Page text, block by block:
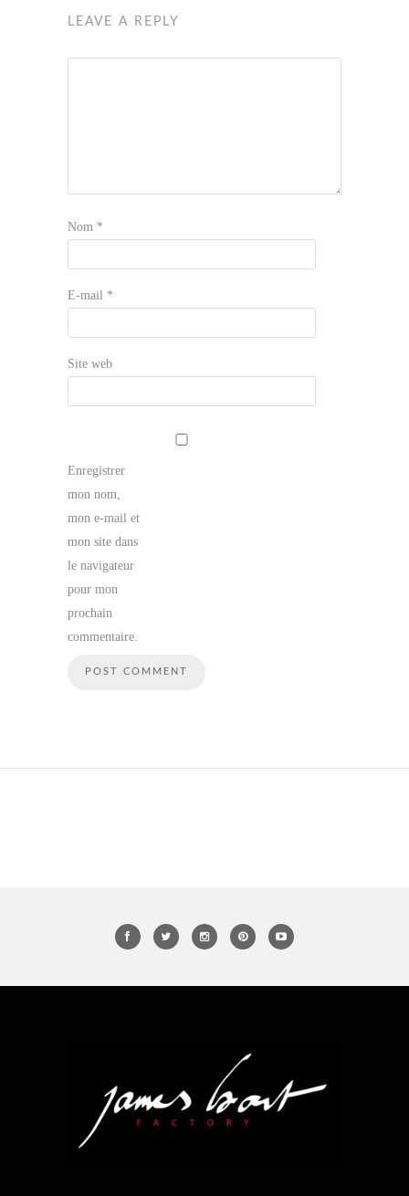
LEAVE A REPLY
Nom *
E-mail *
Site web
Enregistrer
mon nom,
mon e-mail et
mon site dans
le navigateur
pour mon
prochain
commentaire.